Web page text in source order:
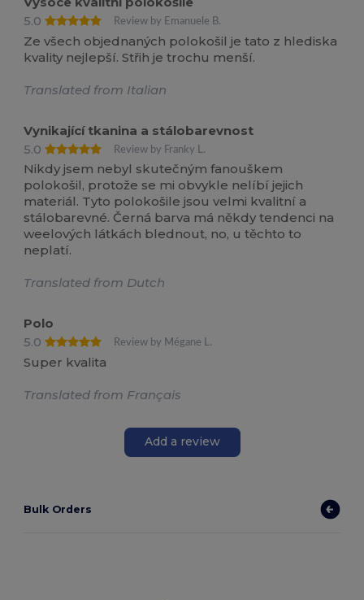
5.0
Review by Emanuele B.
Ze všech objednaných polokošil je tato z hlediska
kvality nejlepší. Střih je trochu menší.
Translated from Italian
Vynikající tkanina a stálobarevnost
5.0
Review by Franky L.
Nikdy jsem nebyl skutečným fanouškem
polokošil, protože se mi obvykle nelíbí jejich
materiál. Tyto polokošile jsou velmi kvalitní a
stálobarevné. Černá barva má někdy tendenci na
weelových látkách blednout, no, u těchto to
neplatí.
Translated from Dutch
Polo
5.0
Review by Mégane L.
Super kvalita
Translated from Français
Add a review
Bulk Orders